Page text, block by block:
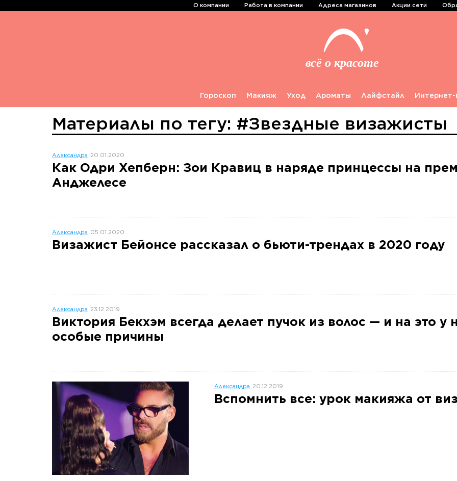
О компании Работа в компании Адреса магазинов Акции сети
Гороскоп Макияж Уход Ароматы Лайфстайл Интернет-
Материалы по тегу: #Звездные визажисты
Александра 20.01.2020
Как Одри Хепберн: Зои Кравиц в наряде принцессы на
Анджелесе
Александра 05.01.2020
Визажист Бейонсе рассказал о бьюти-трендах в 2020 году
Александра 23.12.2019
Виктория Бекхэм всегда делает пучок из волос — и на это у
особые причины
Александра 20.12.2019
Вспомнить все: урок макияжа от